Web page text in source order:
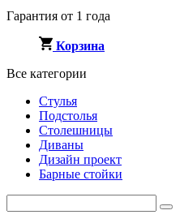
Гарантия от 1 года
Корзина
Все категории
Стулья
Подстолья
Столешницы
Диваны
Дизайн проект
Барные стойки